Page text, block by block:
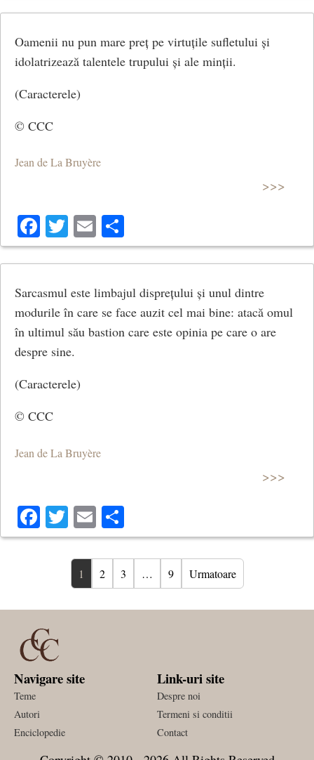
Oamenii nu pun mare preț pe virtuțile sufletului și
idolatrizează talentele trupului și ale minții.
(Caracterele)
© CCC
Jean de La Bruyère
>>>
Facebook
Twitter
Email
Sarcasmul este limbajul disprețului și unul dintre
modurile în care se face auzit cel mai bine: atacă omul
în ultimul său bastion care este opinia pe care o are
despre sine.
(Caracterele)
© CCC
Jean de La Bruyère
>>>
Facebook
Twitter
Email
1 2 3 … 9 Urmatoare
Navigare site
Teme
Autori
Enciclopedie
Link-uri site
Despre noi
Termeni si conditii
Contact